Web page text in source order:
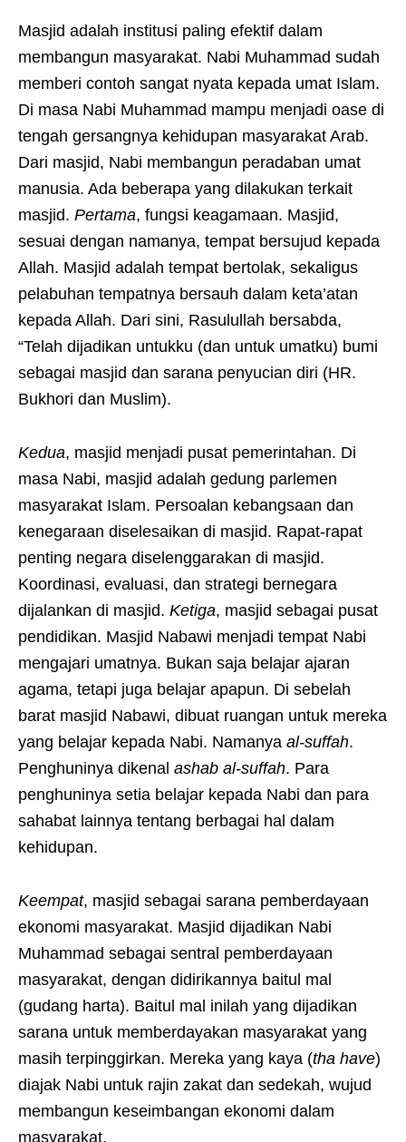
Masjid adalah institusi paling efektif dalam
membangun masyarakat. Nabi Muhammad sudah
memberi contoh sangat nyata kepada umat Islam.
Di masa Nabi Muhammad mampu menjadi oase di
tengah gersangnya kehidupan masyarakat Arab.
Dari masjid, Nabi membangun peradaban umat
manusia. Ada beberapa yang dilakukan terkait
masjid. Pertama, fungsi keagamaan. Masjid,
sesuai dengan namanya, tempat bersujud kepada
Allah. Masjid adalah tempat bertolak, sekaligus
pelabuhan tempatnya bersauh dalam keta’atan
kepada Allah. Dari sini, Rasulullah bersabda,
“Telah dijadikan untukku (dan untuk umatku) bumi
sebagai masjid dan sarana penyucian diri (HR.
Bukhori dan Muslim).
Kedua, masjid menjadi pusat pemerintahan. Di
masa Nabi, masjid adalah gedung parlemen
masyarakat Islam. Persoalan kebangsaan dan
kenegaraan diselesaikan di masjid. Rapat-rapat
penting negara diselenggarakan di masjid.
Koordinasi, evaluasi, dan strategi bernegara
dijalankan di masjid. Ketiga, masjid sebagai pusat
pendidikan. Masjid Nabawi menjadi tempat Nabi
mengajari umatnya. Bukan saja belajar ajaran
agama, tetapi juga belajar apapun. Di sebelah
barat masjid Nabawi, dibuat ruangan untuk mereka
yang belajar kepada Nabi. Namanya al-suffah.
Penghuninya dikenal ashab al-suffah. Para
penghuninya setia belajar kepada Nabi dan para
sahabat lainnya tentang berbagai hal dalam
kehidupan.
Keempat, masjid sebagai sarana pemberdayaan
ekonomi masyarakat. Masjid dijadikan Nabi
Muhammad sebagai sentral pemberdayaan
masyarakat, dengan didirikannya baitul mal
(gudang harta). Baitul mal inilah yang dijadikan
sarana untuk memberdayakan masyarakat yang
masih terpinggirkan. Mereka yang kaya (tha have)
diajak Nabi untuk rajin zakat dan sedekah, wujud
membangun keseimbangan ekonomi dalam
masyarakat.